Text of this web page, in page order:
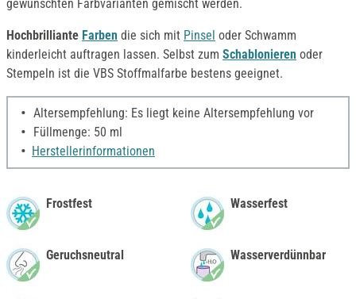
gewünschten Farbvarianten gemischt werden.
Hochbrilliante Farben die sich mit Pinsel oder Schwamm
kinderleicht auftragen lassen. Selbst zum Schablonieren oder
Stempeln ist die VBS Stoffmalfarbe bestens geeignet.
Altersempfehlung: Es liegt keine Altersempfehlung vor
Füllmenge: 50 ml
Herstellerinformationen
Frostfest
Geruchsneutral
Wasserfest
Wasserverdünnbar